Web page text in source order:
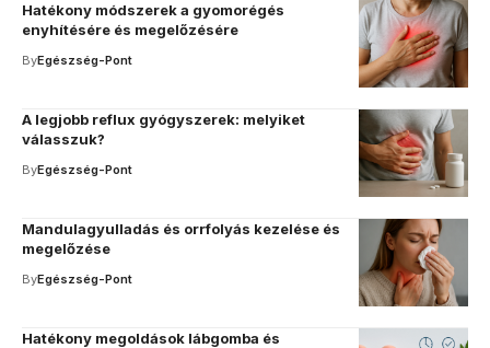
Hatékony módszerek a gyomorégés
enyhítésére és megelőzésére
ByEgészség-Pont
A legjobb reflux gyógyszerek: melyiket
válasszuk?
ByEgészség-Pont
Mandulagyulladás és orrfolyás kezelése és
megelőzése
ByEgészség-Pont
Hatékony megoldások lábgomba és